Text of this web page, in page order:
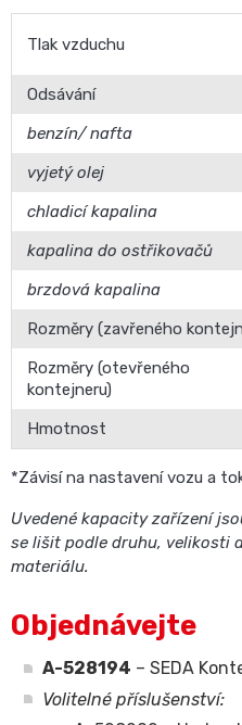
Tlak vzduchu
Odsávání
benzín/ nafta
vyjetý olej
chladicí kapalina
kapalina do ostřikovačů
brzdová kapalina
Rozměry (zavřeného
Rozměry (otevřeného
kontejneru)
Hmotnost
*Závisí na nastavení vozu a
Uvedené kapacity zařízení
se lišit podle druhu, velikosti
materiálu.
Objednávejte
A-528194 – SEDA
Volitelné příslušenství: